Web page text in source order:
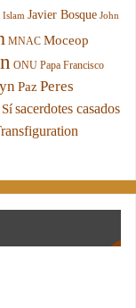
Islam Javier Bosque John
MNAC Moceop
ONU Papa Francisco
Paz Peres
sacerdotes casados